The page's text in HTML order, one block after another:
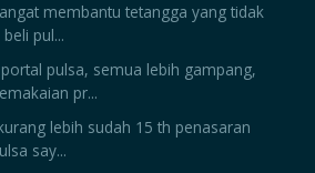
membantu tetangga yang tidak
pul...
pulsa, semua lebih gampang,
pr...
lebih sudah 15 th penasaran
say...